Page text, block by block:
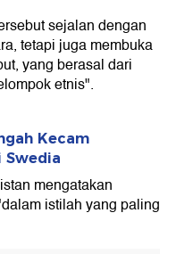
sejalan dengan
tetapi juga membuka
yang berasal dari
etnis".
Kecam
Swedia
mengatakan
istilah yang paling